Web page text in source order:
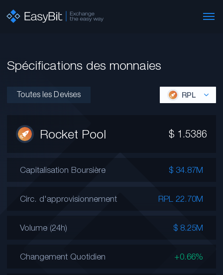
Spécifications des monnaies
Toutes les Devises RPL
Rocket Pool $ 1.5386
Capitalisation Boursière $ 34.87M
Circ. d'approvisionnement RPL 22.70M
Volume (24h) $ 8.25M
Changement Quotidien +0.66%